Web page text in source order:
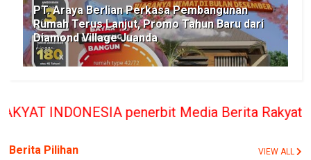
PT. Araya Berlian Perkasa Pembangunan
Rumah Terus Lanjut, Promo Tahun Baru dari
Diamond Village Juanda
penerbit Media Berita Rakyat hanya
Berita Pilihan VIEW ALL